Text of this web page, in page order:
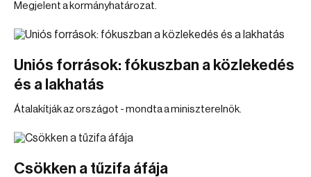
Megjelent a kormányhatározat.
Uniós források: fókuszban a közlekedés
és a lakhatás
Átalakítják az országot - mondta a miniszterelnök.
Csökken a tűzifa áfája